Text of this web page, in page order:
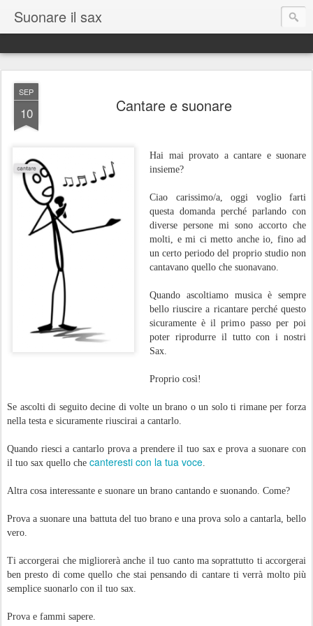
Suonare il sax
SEP
10 Cantare e suonare
Hai mai provato a cantare e suonare
insieme?
Ciao carissimo/a, oggi voglio farti
questa domanda perché parlando con
diverse persone mi sono accorto che
molti, e mi ci metto anche io, fino ad
un certo periodo del proprio studio non
cantavano quello che suonavano.
Quando ascoltiamo musica è sempre
bello riuscire a ricantare perché questo
sicuramente è il primo passo per poi
poter riprodurre il tutto con i nostri
Sax.
Proprio così!
Se ascolti di seguito decine di volte un brano o un solo ti rimane per forza
nella testa e sicuramente riuscirai a cantarlo.
Quando riesci a cantarlo prova a prendere il tuo sax e prova a suonare con
il tuo sax quello che canteresti con la tua voce.
Altra cosa interessante e suonare un brano cantando e suonando. Come?
Prova a suonare una battuta del tuo brano e una prova solo a cantarla, bello
vero.
Ti accorgerai che migliorerà anche il tuo canto ma soprattutto ti accorgerai
ben presto di come quello che stai pensando di cantare ti verrà molto più
semplice suonarlo con il tuo sax.
Prova e fammi sapere.